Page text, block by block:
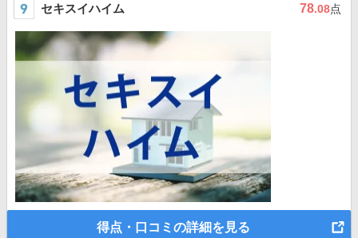
セキスイハイム 78.08点
得点・口コミの詳細を見る